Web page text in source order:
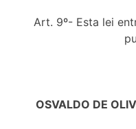
Art. 9º- Esta lei
OSVALDO DE